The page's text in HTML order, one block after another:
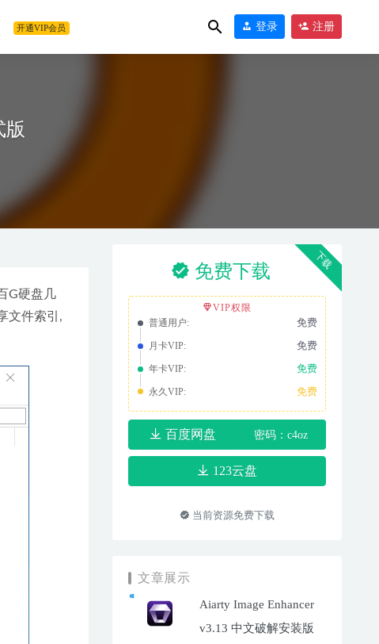
开通VIP会员 登录 注册
版
G硬盘几
文件索引,
下载
免费下载
VIP权限
普通用户:
免费
月卡VIP: 免费
年卡VIP: 免费
永久VIP: 免费
百度网盘 密码：c4oz
123云盘
当前资源免费下载
文章展示
Aiarty Image Enhancer
v3.13 中文破解安装版
27